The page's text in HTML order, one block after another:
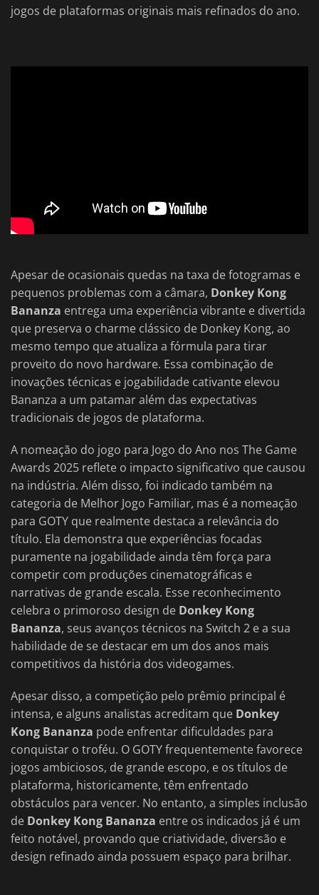
jogos de plataformas originais mais refinados do ano.
Apesar de ocasionais quedas na taxa de fotogramas e
pequenos problemas com a câmara, Donkey Kong
Bananza entrega uma experiência vibrante e divertida
que preserva o charme clássico de Donkey Kong, ao
mesmo tempo que atualiza a fórmula para tirar
proveito do novo hardware. Essa combinação de
inovações técnicas e jogabilidade cativante elevou
Bananza a um patamar além das expectativas
tradicionais de jogos de plataforma.
A nomeação do jogo para Jogo do Ano nos The Game
Awards 2025 reflete o impacto significativo que causou
na indústria. Além disso, foi indicado também na
categoria de Melhor Jogo Familiar, mas é a nomeação
para GOTY que realmente destaca a relevância do
título. Ela demonstra que experiências focadas
puramente na jogabilidade ainda têm força para
competir com produções cinematográficas e
narrativas de grande escala. Esse reconhecimento
celebra o primoroso design de Donkey Kong
Bananza, seus avanços técnicos na Switch 2 e a sua
habilidade de se destacar em um dos anos mais
competitivos da história dos videogames.
Apesar disso, a competição pelo prêmio principal é
intensa, e alguns analistas acreditam que Donkey
Kong Bananza pode enfrentar dificuldades para
conquistar o troféu. O GOTY frequentemente favorece
jogos ambiciosos, de grande escopo, e os títulos de
plataforma, historicamente, têm enfrentado
obstáculos para vencer. No entanto, a simples inclusão
de Donkey Kong Bananza entre os indicados já é um
feito notável, provando que criatividade, diversão e
design refinado ainda possuem espaço para brilhar.